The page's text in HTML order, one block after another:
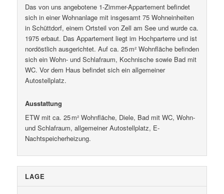
Das von uns angebotene 1-Zimmer-Appartement befindet
sich in einer Wohnanlage mit insgesamt 75 Wohneinheiten
in Schüttdorf, einem Ortsteil von Zell am See und wurde ca.
1975 erbaut. Das Appartement liegt im Hochparterre und ist
nordöstlich ausgerichtet. Auf ca. 25 m² Wohnfläche befinden
sich ein Wohn- und Schlafraum, Kochnische sowie Bad mit
WC. Vor dem Haus befindet sich ein allgemeiner
Autostellplatz.
Ausstattung
ETW mit ca. 25 m² Wohnfläche, Diele, Bad mit WC, Wohn-
und Schlafraum, allgemeiner Autostellplatz, E-
Nachtspeicherheizung.
LAGE